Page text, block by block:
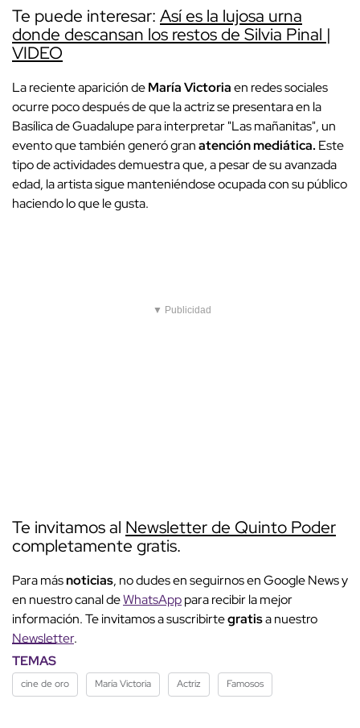
Te puede interesar: Así es la lujosa urna
donde descansan los restos de Silvia Pinal |
VIDEO
La reciente aparición deMaría Victoriaen redes sociales
ocurre poco después de que la actriz se presentara en la
Basílica de Guadalupe para interpretar "Las mañanitas", un
evento que también generó granatención mediática. Este
tipo de actividades demuestra que, a pesar de su avanzada
edad, la artista sigue manteniéndose ocupada con su público
haciendo lo que le gusta.
▼ Publicidad
Te invitamos al Newsletter de Quinto Poder
completamente gratis.
Para másnoticias, no dudes en seguirnos en Google News y
en nuestro canal deWhatsApppara recibir la mejor
información. Te invitamos a suscribirtegratisa nuestro
Newsletter.
TEMAS
cine de oro María Victoria Actriz Famosos